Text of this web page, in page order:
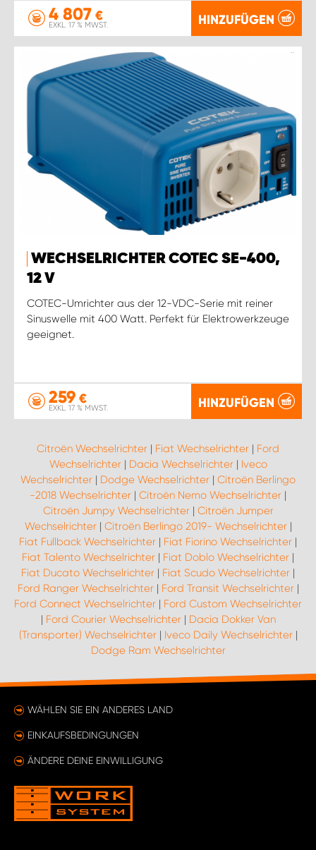
4 807 €
EXKL. 17 % MWST. HINZUFÜGEN
WECHSELRICHTER COTEC SE-400,
12 V
COTEC-Umrichter aus der 12-VDC-Serie mit reiner
Sinuswelle mit 400 Watt. Perfekt für Elektrowerkzeuge
geeignet.
259 €
EXKL. 17 % MWST. HINZUFÜGEN
Citroën Wechselrichter | Fiat Wechselrichter | Ford
Wechselrichter| Dacia Wechselrichter| Iveco
Wechselrichter | Dodge Wechselrichter | Citroën Berlingo
-2018 Wechselrichter | Citroën Nemo Wechselrichter |
Citroën Jumpy Wechselrichter| Citroën Jumper
Wechselrichter| Citroën Berlingo 2019- Wechselrichter|
Fiat Fullback Wechselrichter | Fiat Fiorino Wechselrichter |
Fiat Talento Wechselrichter | Fiat Doblo Wechselrichter |
Fiat Ducato Wechselrichter | Fiat Scudo Wechselrichter |
Ford Ranger Wechselrichter| Ford Transit Wechselrichter|
Ford Connect Wechselrichter | Ford Custom Wechselrichter
| Ford Courier Wechselrichter| Dacia Dokker Van
(Transporter) Wechselrichter| Iveco Daily Wechselrichter|
Dodge Ram Wechselrichter
WÄHLEN SIE EIN ANDERES LAND
EINKAUFSBEDINGUNGEN
ÄNDERE DEINE EINWILLIGUNG